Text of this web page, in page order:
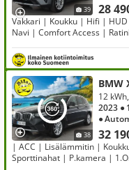
39 28
Vakkari | Koukku | Hifi |
Navi | Comfort Access |
38
BMW
32
12
2023 ●
●
| ACC | Lisälämmitin |
Sporttinahat | P.kamera |